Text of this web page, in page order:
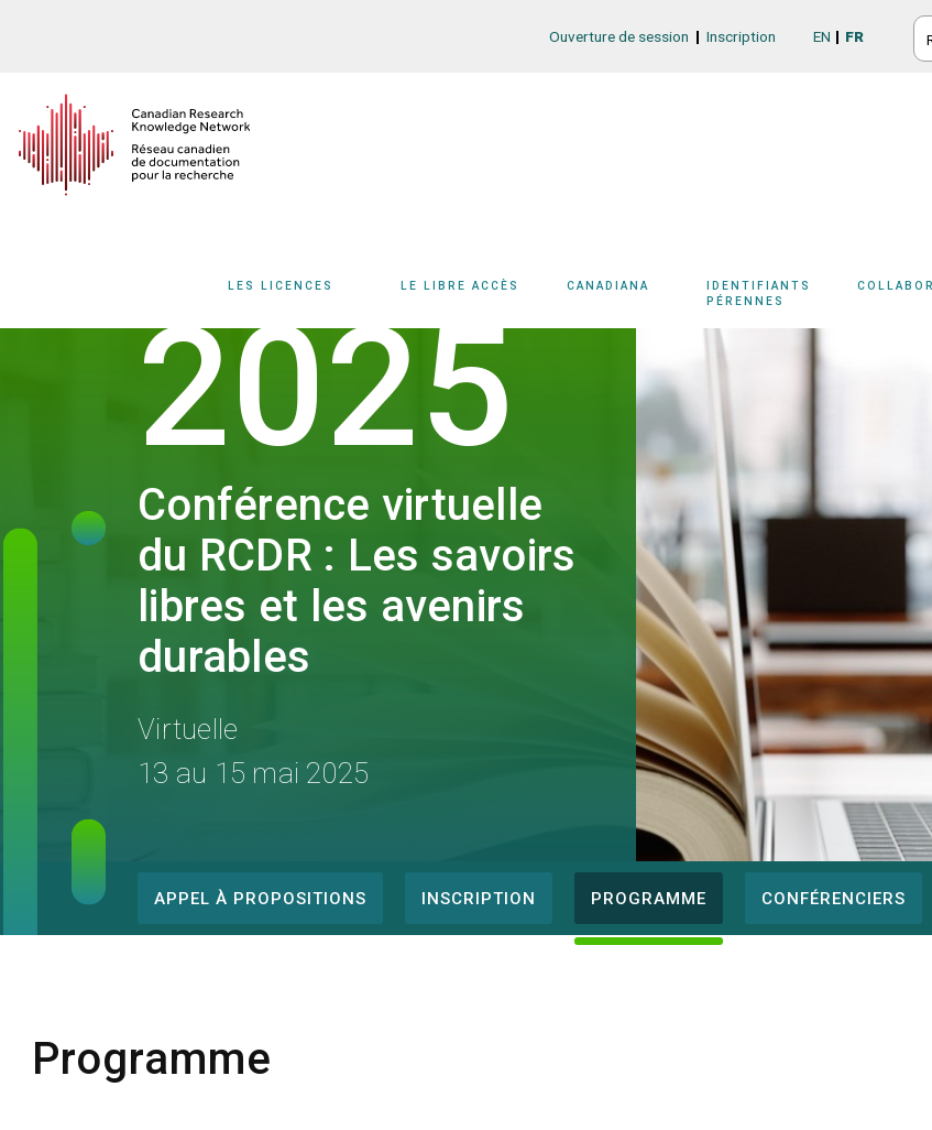
principal
EN FR
Ouverture de session Inscription
LES LICENCES LE LIBRE ACCÈS CANADIANA
IDENTIFIANTS
PÉRENNES
2025
Conférence virtuelle
du RCDR : Les savoirs
libres et les avenirs
durables
Virtuelle
13 au 15 mai 2025
Conference
menu
APPEL À PROPOSITIONS INSCRIPTION PROGRAMME CONFÉRENCIERS
Programme